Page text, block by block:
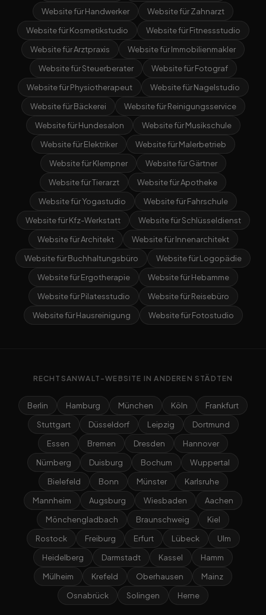
Website für Handwerker
Website für Zahnarzt
Website für Kosmetikstudio
Website für Fitnessstudio
Website für Arztpraxis
Website für Immobilienmakler
Website für Steuerberater
Website für Fotograf
Website für Physiotherapeut
Website für Nagelstudio
Website für Bäckerei
Website für Reinigungsservice
Website für Hundesalon
Website für Musikschule
Website für Elektriker
Website für Malerbetrieb
Website für Klempner
Website für Gärtner
Website für Tierarzt
Website für Apotheke
Website für Yogastudio
Website für Fahrschule
Website für Kfz-Werkstatt
Website für Schlüsseldienst
Website für Architekt
Website für Innenarchitekt
Website für Buchhaltungsbüro
Website für Logopädie
Website für Ergotherapie
Website für Hebamme
Website für Pilatesstudio
Website für Reisebüro
Website für Hausreinigung
Website für Fotostudio
RECHTSANWALT-WEBSITE IN ANDEREN STÄDTEN
Berlin Hamburg München Köln
Frankfurt
Stuttgart
Düsseldorf Leipzig
Dortmund
Essen
Bremen Dresden
Hannover
Nürnberg
Duisburg Bochum
Wuppertal
Bielefeld
Bonn Münster
Karlsruhe
Mannheim
Augsburg Wiesbaden
Aachen
Mönchengladbach
Braunschweig
Kiel
Rostock
Freiburg Erfurt Lübeck
Ulm
Heidelberg
Darmstadt Kassel
Hamm
Mülheim
Krefeld Oberhausen
Mainz
Osnabrück
Solingen Herne